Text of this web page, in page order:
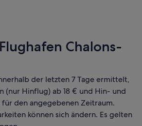
Chalons-
der letzten 7 Tage ermittelt,
(nur Hinflug) ab 18 € und Hin- und
den angegebenen Zeitraum.
können sich ändern. Es gelten